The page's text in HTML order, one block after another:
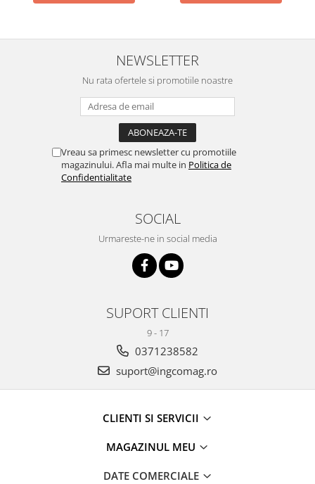
NEWSLETTER
Nu rata ofertele si promotiile noastre
Vreau sa primesc newsletter cu promotiile
magazinului. Afla mai multe in Politica de
Confidentialitate
SOCIAL
Urmareste-ne in social media
SUPORT CLIENTI
9 - 17
0371238582
suport@ingcomag.ro
CLIENTI SI SERVICII
MAGAZINUL MEU
DATE COMERCIALE